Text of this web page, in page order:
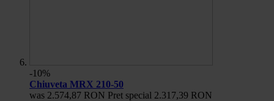
-10%
Chiuveta MRX 210-50
was 2.574,87 RON Pret special 2.317,39 RON